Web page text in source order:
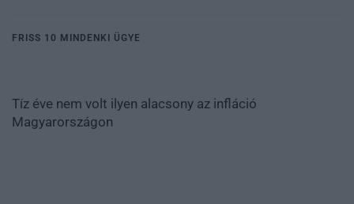
FRISS 10 MINDENKI ÜGYE
Tíz éve nem volt ilyen alacsony az infláció
Magyarországon